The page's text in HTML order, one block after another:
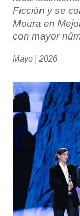
Ficción y se
Moura en
con mayor
Mayo | 2026